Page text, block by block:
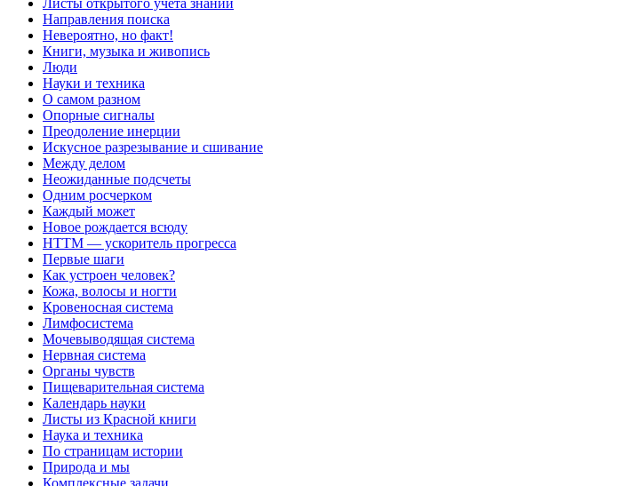
Листы открытого учета знаний
Направления поиска
Невероятно, но факт!
Книги, музыка и живопись
Люди
Науки и техника
О самом разном
Опорные сигналы
Преодоление инерции
Искусное разрезывание и сшивание
Между делом
Неожиданные подсчеты
Одним росчерком
Каждый может
Новое рождается всюду
НТТМ — ускоритель прогресса
Первые шаги
Как устроен человек?
Кожа, волосы и ногти
Кровеносная система
Лимфосистема
Мочевыводящая система
Нервная система
Органы чувств
Пищеварительная система
Календарь науки
Листы из Красной книги
Наука и техника
По страницам истории
Природа и мы